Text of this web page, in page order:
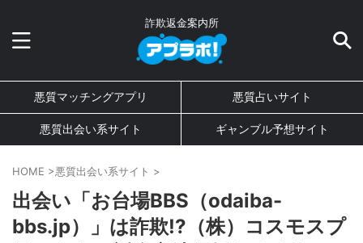
詐欺返金案内所
悪質マッチングアプリ 悪質占いサイト
悪質出会い系サイト ギャンブル予想サイト
HOME >悪質出会い系サイト >
出会い「お台場BBS（odaiba-
bbs.jp）」は詐欺!?（株）コスモスプ